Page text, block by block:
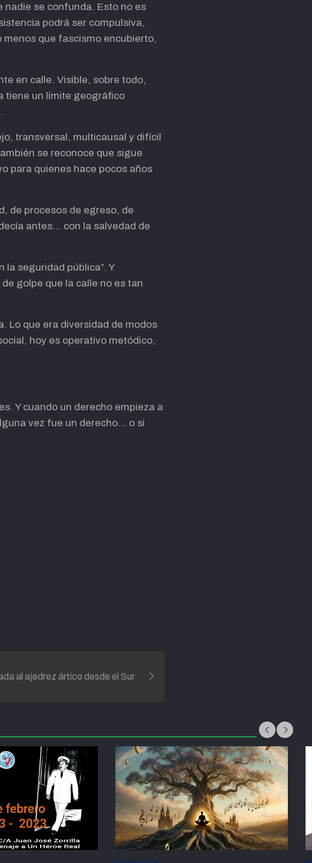
nadie se confunda. Esto no es
podrá ser compulsiva,
menos que fascismo encubierto,
en calle. Visible, sobre todo,
tiene un límite geográfico
transversal, multicausal y difícil
se reconoce que sigue
para quienes hace pocos años
de procesos de egreso, de
antes… con la salvedad de
la seguridad pública”. Y
golpe que la calle no es tan
Lo que era diversidad de modos
hoy es operativo metódico,
Y cuando un derecho empieza a
vez fue un derecho… o si
al ajedrez ártico desde el Sur